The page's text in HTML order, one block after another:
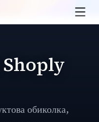
Shoply
обиколка,